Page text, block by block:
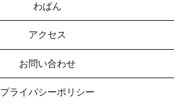
わぱん
アクセス
お問い合わせ
プライバシーポリシー